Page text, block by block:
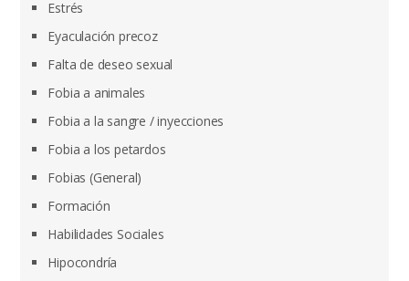
Estrés
Eyaculación precoz
Falta de deseo sexual
Fobia a animales
Fobia a la sangre / inyecciones
Fobia a los petardos
Fobias (General)
Formación
Habilidades Sociales
Hipocondría